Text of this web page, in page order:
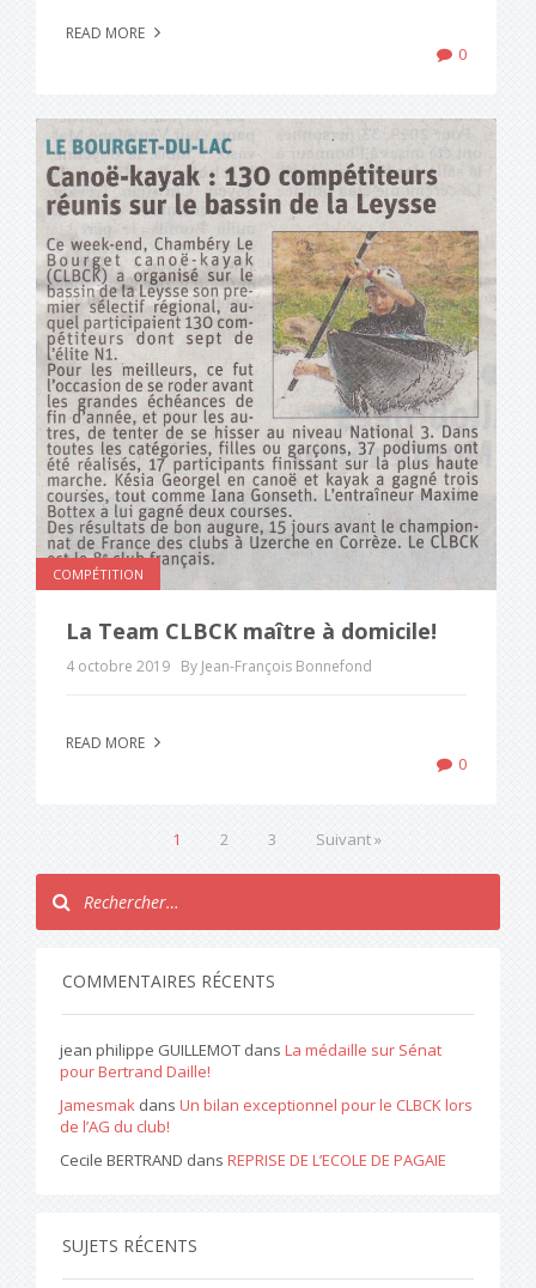
READ MORE
0
COMPÉTITION
La Team CLBCK maître à domicile!
4 octobre 2019 By Jean-François Bonnefond
READ MORE
0
1 2 3 Suivant »
COMMENTAIRES RÉCENTS
jean philippe GUILLEMOT dans La médaille sur Sénat
pour Bertrand Daille!
Jamesmak dans Un bilan exceptionnel pour le CLBCK lors
de l’AG du club!
Cecile BERTRAND dans REPRISE DE L’ECOLE DE PAGAIE
SUJETS RÉCENTS